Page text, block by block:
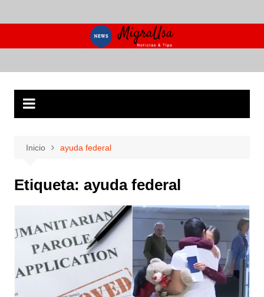
al
Inicio ayuda federal
Etiqueta: ayuda federal